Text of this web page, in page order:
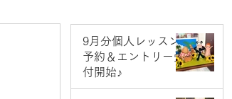
9月分個人レッスン
予約＆エントリー受
付開始♪